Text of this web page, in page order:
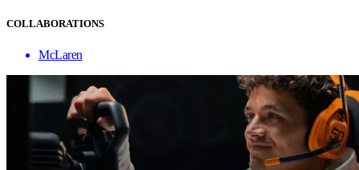
COLLABORATIONS
McLaren